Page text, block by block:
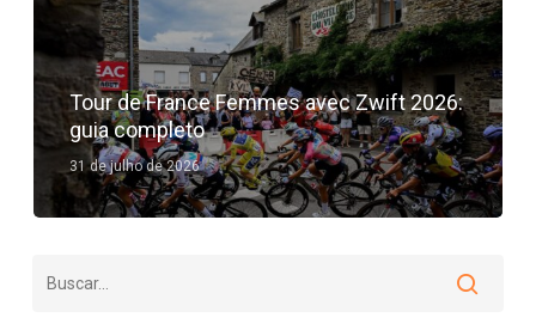
Tour de France Femmes avec Zwift 2026:
guia completo
31 de julho de 2026